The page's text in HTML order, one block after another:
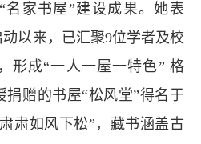
名家书屋”建设成果。她表
以来，已汇聚9位学者及校
形成“一人一屋一特色” 格
捐赠的书屋“松风堂”得名于
肃如风下松”，藏书涵盖古